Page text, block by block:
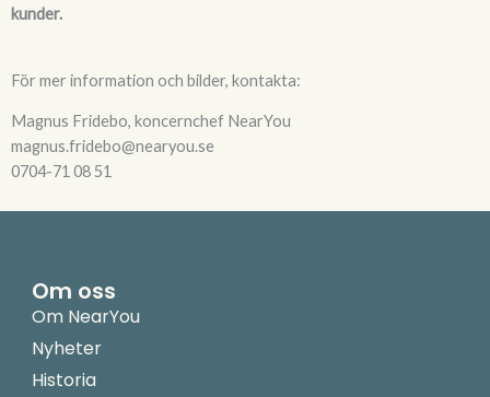
kunder.
För mer information och bilder, kontakta:
Magnus Fridebo, koncernchef NearYou
magnus.fridebo@nearyou.se
0704-71 08 51
Om oss
Om NearYou
Nyheter
Historia